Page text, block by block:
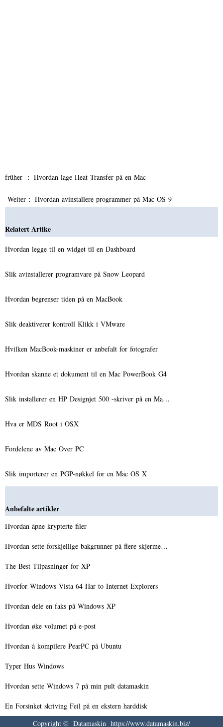
früher ： Hvordan lage Heat Transfer på en Mac
Weiter： Hvordan avinstallere programmer på Mac OS 9
Relatert Artike
Hvordan legge til en widget til en Dashboard
Slik avinstallerer programvare på Snow Leopard
Hvordan begrenser tiden på en MacBook
Slik deaktiverer kontroll Klikk i VMware
Hvilken MacBook-maskiner er anbefalt for fotografer
Hvordan skanne et dokument til en Mac PowerBook G4
Slik installerer en HP Designjet 500 -skriver på en Ma…
Hva er MDS Root i OSX
Fordelene av Mac Over PC
Slik importerer en PGP-nøkkel for en Mac OS X
Anbefalte artikler
Hvordan åpne krypterte filer
Hvordan sette forskjellige bakgrunner på flere skjerme…
The Best Tilpasninger for XP
Hvorfor Windows Vista 64 Har to Internet Explorers
Hvordan dele en faks på Windows XP
Hvordan øke volumet på e-post
Hvordan å kompilere PearPC på Ubuntu
Typer Hus Windows
Hvordan sette Windows 7 på min pult datamaskin
En Forsinket skriving Feil på en ekstern harddisk
Copyright © Datamaskin https://www.datamaskin.biz/